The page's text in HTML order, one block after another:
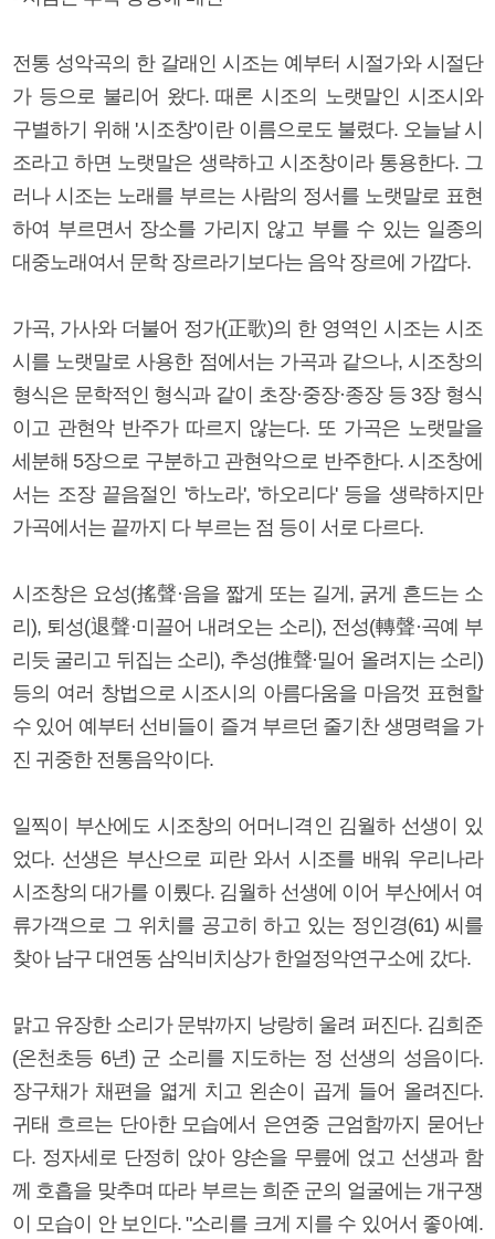
전통 성악곡의 한 갈래인 시조는 예부터 시절가와 시절단
가 등으로 불리어 왔다. 때론 시조의 노랫말인 시조시와
구별하기 위해 '시조창'이란 이름으로도 불렸다. 오늘날 시
조라고 하면 노랫말은 생략하고 시조창이라 통용한다. 그
러나 시조는 노래를 부르는 사람의 정서를 노랫말로 표현
하여 부르면서 장소를 가리지 않고 부를 수 있는 일종의
대중노래여서 문학 장르라기보다는 음악 장르에 가깝다.
가곡, 가사와 더불어 정가(正歌)의 한 영역인 시조는 시조
시를 노랫말로 사용한 점에서는 가곡과 같으나, 시조창의
형식은 문학적인 형식과 같이 초장·중장·종장 등 3장 형식
이고 관현악 반주가 따르지 않는다. 또 가곡은 노랫말을
세분해 5장으로 구분하고 관현악으로 반주한다. 시조창에
서는 조장 끝음절인 '하노라', '하오리다' 등을 생략하지만
가곡에서는 끝까지 다 부르는 점 등이 서로 다르다.
시조창은 요성(搖聲·음을 짧게 또는 길게, 굵게 흔드는 소
리), 퇴성(退聲·미끌어 내려오는 소리), 전성(轉聲·곡예 부
리듯 굴리고 뒤집는 소리), 추성(推聲·밀어 올려지는 소리)
등의 여러 창법으로 시조시의 아름다움을 마음껏 표현할
수 있어 예부터 선비들이 즐겨 부르던 줄기찬 생명력을 가
진 귀중한 전통음악이다.
일찍이 부산에도 시조창의 어머니격인 김월하 선생이 있
었다. 선생은 부산으로 피란 와서 시조를 배워 우리나라
시조창의 대가를 이뤘다. 김월하 선생에 이어 부산에서 여
류가객으로 그 위치를 공고히 하고 있는 정인경(61) 씨를
찾아 남구 대연동 삼익비치상가 한얼정악연구소에 갔다.
맑고 유장한 소리가 문밖까지 낭랑히 울려 퍼진다. 김희준
(온천초등 6년) 군 소리를 지도하는 정 선생의 성음이다.
장구채가 채편을 엷게 치고 왼손이 곱게 들어 올려진다.
귀태 흐르는 단아한 모습에서 은연중 근엄함까지 묻어난
다. 정자세로 단정히 앉아 양손을 무릎에 얹고 선생과 함
께 호흡을 맞추며 따라 부르는 희준 군의 얼굴에는 개구쟁
이 모습이 안 보인다. "소리를 크게 지를 수 있어서 좋아예.